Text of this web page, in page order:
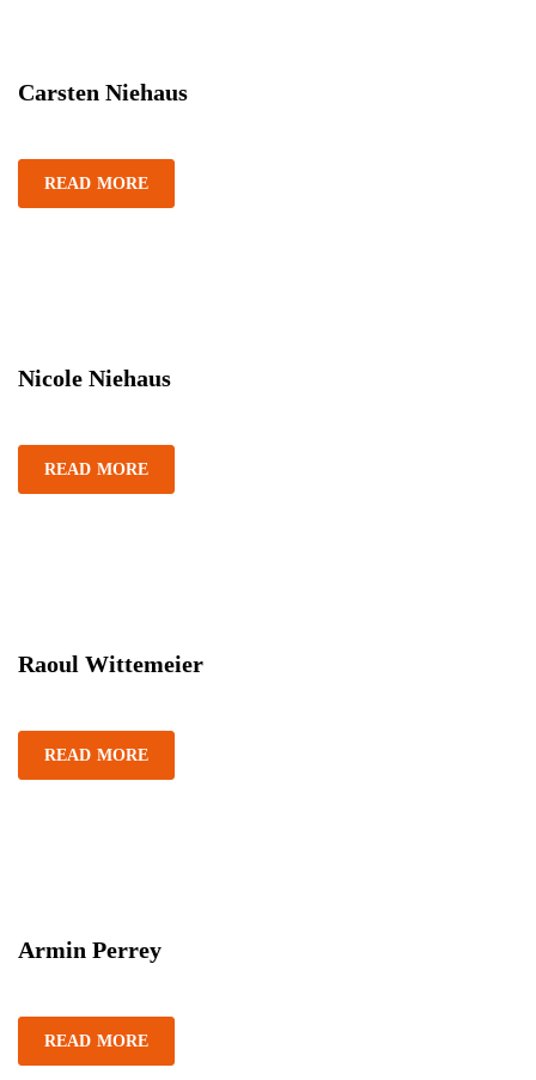
Carsten Niehaus
READ MORE
Nicole Niehaus
READ MORE
Raoul Wittemeier
READ MORE
Armin Perrey
READ MORE